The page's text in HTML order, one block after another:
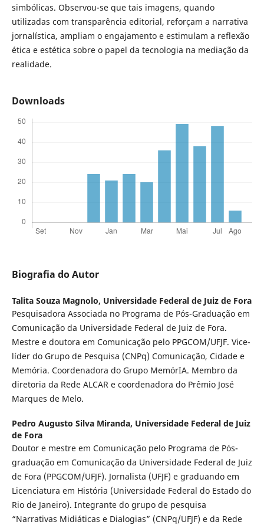
simbólicas. Observou-se que tais imagens, quando
utilizadas com transparência editorial, reforçam a narrativa
jornalística, ampliam o engajamento e estimulam a reflexão
ética e estética sobre o papel da tecnologia na mediação da
realidade.
Downloads
Biografia do Autor
Talita Souza Magnolo, Universidade Federal de Juiz de Fora
Pesquisadora Associada no Programa de Pós-Graduação em
Comunicação da Universidade Federal de Juiz de Fora.
Mestre e doutora em Comunicação pelo PPGCOM/UFJF. Vice-
líder do Grupo de Pesquisa (CNPq) Comunicação, Cidade e
Memória. Coordenadora do Grupo MemórIA. Membro da
diretoria da Rede ALCAR e coordenadora do Prêmio José
Marques de Melo.
Pedro Augusto Silva Miranda, Universidade Federal de Juiz
de Fora
Doutor e mestre em Comunicação pelo Programa de Pós-
graduação em Comunicação da Universidade Federal de Juiz
de Fora (PPGCOM/UFJF). Jornalista (UFJF) e graduando em
Licenciatura em História (Universidade Federal do Estado do
Rio de Janeiro). Integrante do grupo de pesquisa
“Narrativas Midiáticas e Dialogias” (CNPq/UFJF) e da Rede